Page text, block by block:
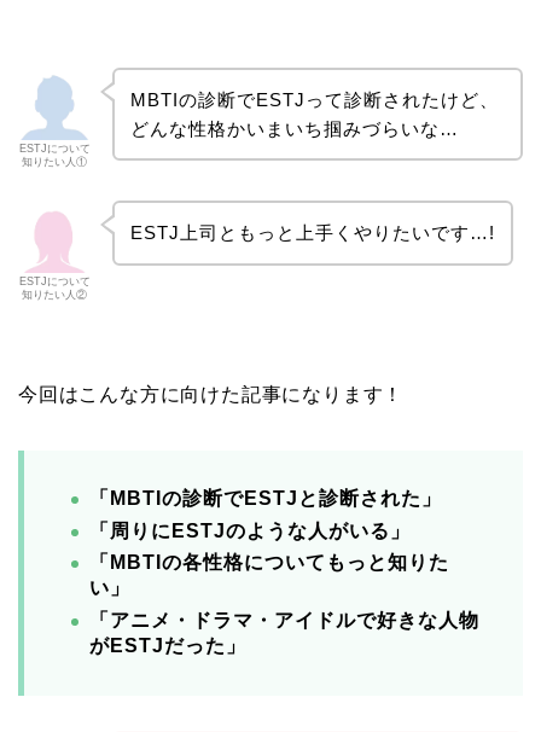
ESTJについて
知りたい人①
MBTIの診断でESTJって診断されたけど、
どんな性格かいまいち掴みづらいな…
ESTJについて
知りたい人②
ESTJ上司ともっと上手くやりたいです…!
今回はこんな方に向けた記事になります！
「MBTIの診断でESTJと診断された」
「周りにESTJのような人がいる」
「MBTIの各性格についてもっと知りた
い」
「アニメ・ドラマ・アイドルで好きな人物
がESTJだった」